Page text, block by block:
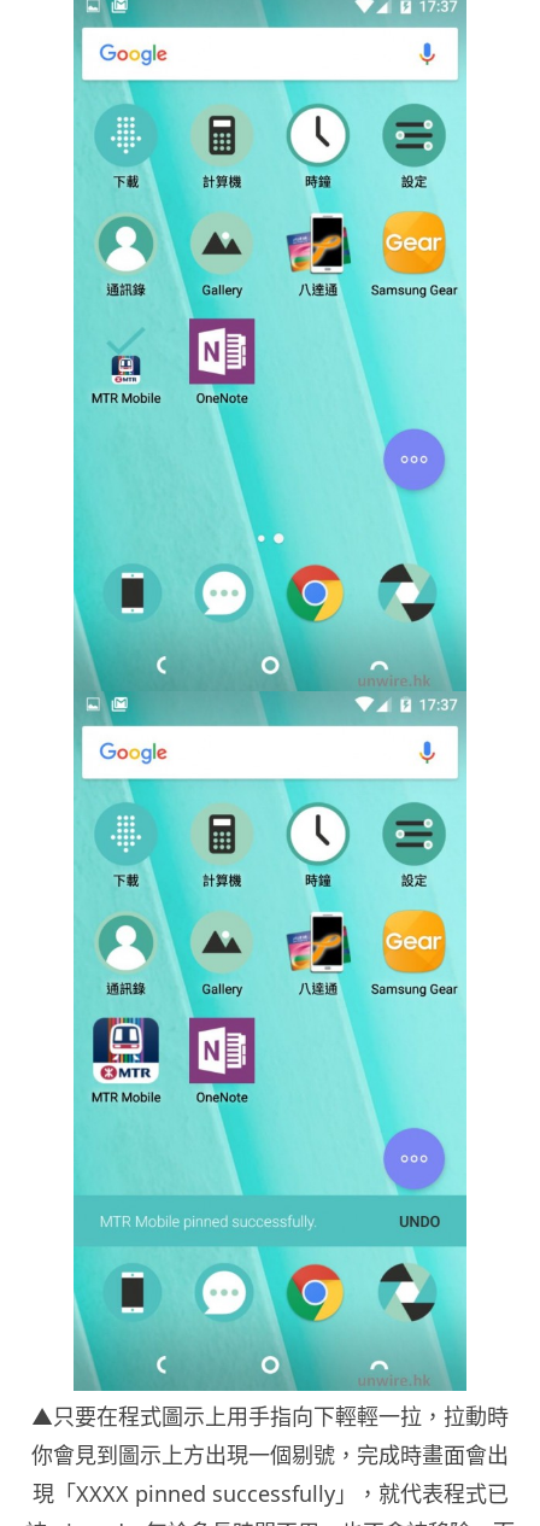
▲只要在程式圖示上用手指向下輕輕一拉，拉動時
你會見到圖示上方出現一個剔號，完成時畫面會出
現「XXXX pinned successfully」，就代表程式已